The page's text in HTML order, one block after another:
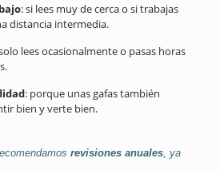
: si lees muy de cerca o si trabajas
distancia intermedia.
lees ocasionalmente o pasas horas
: porque unas gafas también
bien y verte bien.
revisiones anuales, ya